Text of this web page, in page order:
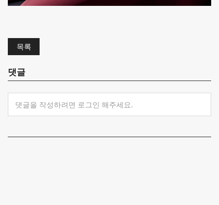
목록
댓글
댓글을 작성하려면 로그인 해주세요.